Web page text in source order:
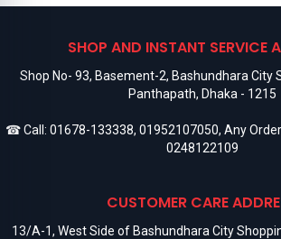
SHOP AND INSTANT SERVICE
Shop No- 93, Basement-2, Bashundhara City
Panthapath, Dhaka - 1215
☎ Call: 01678-133338, 01952107050, Any
0248122109
CUSTOMER CARE
13/A-1, West Side of Bashundhara City